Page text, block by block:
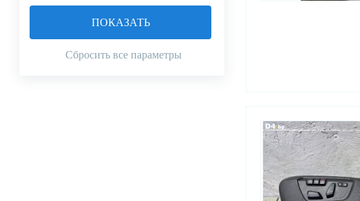
Сбросить все параметры
ПОКАЗАТЬ